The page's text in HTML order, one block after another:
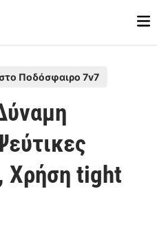
Main
Ποδόσφαιρο 7v7
Χρήση tight